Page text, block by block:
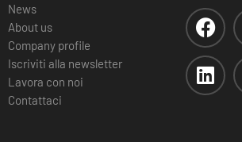
News
About us
Company profile
Iscriviti alla newsletter
Lavora con noi
Contattaci